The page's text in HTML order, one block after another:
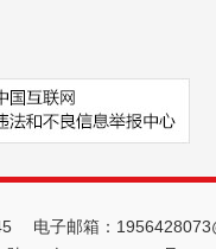
电子邮箱：